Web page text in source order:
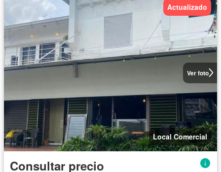
Ver foto
Actualizado
Local Comercial
Consultar precio